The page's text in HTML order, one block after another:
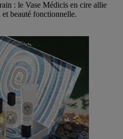
: le Vase Médicis en cire allie
beauté fonctionnelle.